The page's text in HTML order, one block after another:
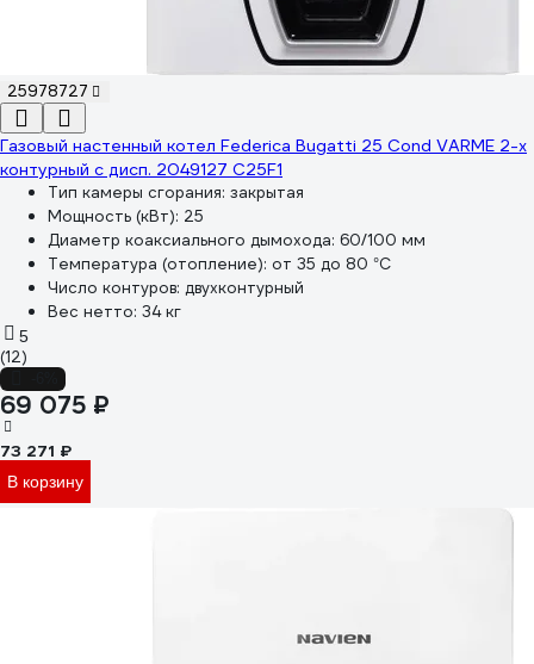
25978727
Газовый настенный котел Federica Bugatti 25 Cond VARME 2-х
контурный с дисп. 2049127 C25F1
Тип камеры сгорания: закрытая
Мощность (кВт): 25
Диаметр коаксиального дымохода: 60/100 мм
Температура (отопление): от 35 до 80 °С
Число контуров: двухконтурный
Вес нетто: 34 кг
5
(12)
69 075 ₽
73 271 ₽
В корзину